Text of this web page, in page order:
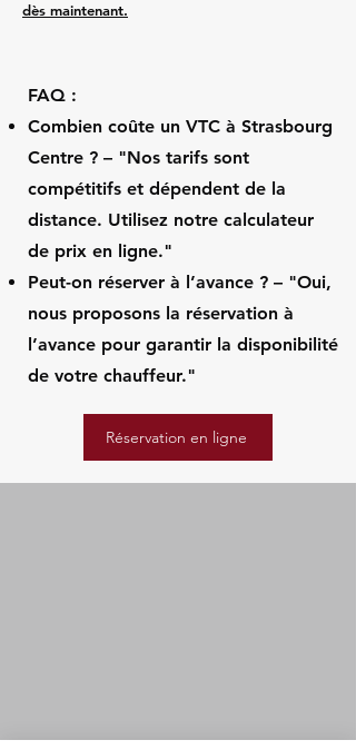
dès maintenant.
FAQ :
Combien coûte un VTC à Strasbourg
Centre ? – "Nos tarifs sont
compétitifs et dépendent de la
distance. Utilisez notre calculateur
de prix en ligne."
Peut-on réserver à l’avance ? – "Oui,
nous proposons la réservation à
l’avance pour garantir la disponibilité
de votre chauffeur."
Réservation en ligne